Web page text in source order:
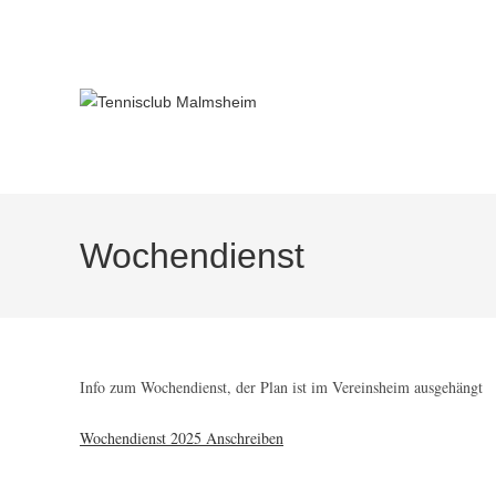
Wochendienst
Info zum Wochendienst, der Plan ist im Vereinsheim ausgehängt
Wochendienst 2025 Anschreiben